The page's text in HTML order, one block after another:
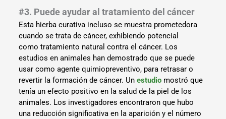
#3. Puede ayudar al tratamiento del cáncer
Esta hierba curativa incluso se muestra prometedora
cuando se trata de cáncer, exhibiendo potencial
como tratamiento natural contra el cáncer. Los
estudios en animales han demostrado que se puede
usar como agente quimiopreventivo, para retrasar o
revertir la formación de cáncer. Unestudio mostró que
tenía un efecto positivo en la salud de la piel de los
animales. Los investigadores encontraron que hubo
una reducción significativa en la aparición y el número